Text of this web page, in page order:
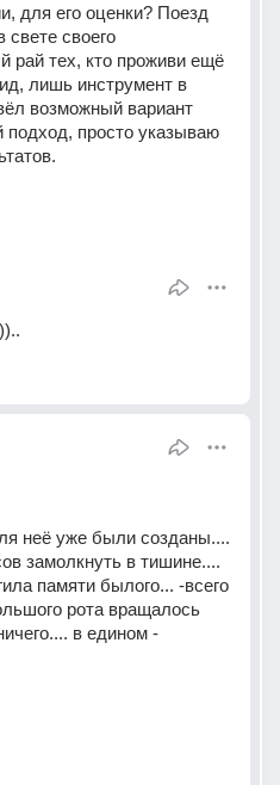
для его оценки? Поезд
своего
рай тех, кто проживи ещё
лишь инструмент в
возможный вариант
подход, просто указываю
неё уже были созданы....
замолкнуть в тишине....
памяти былого... -всего
рота вращалось
в едином -